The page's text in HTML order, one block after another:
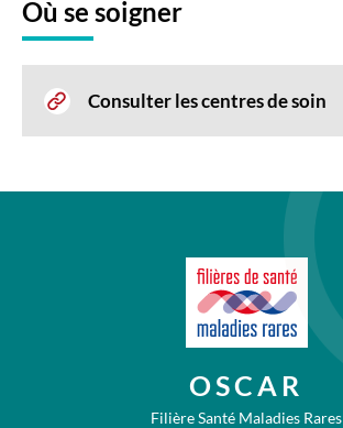
Où se soigner
Consulter les centres de soin
OSCAR
Filière Santé Maladies Rares